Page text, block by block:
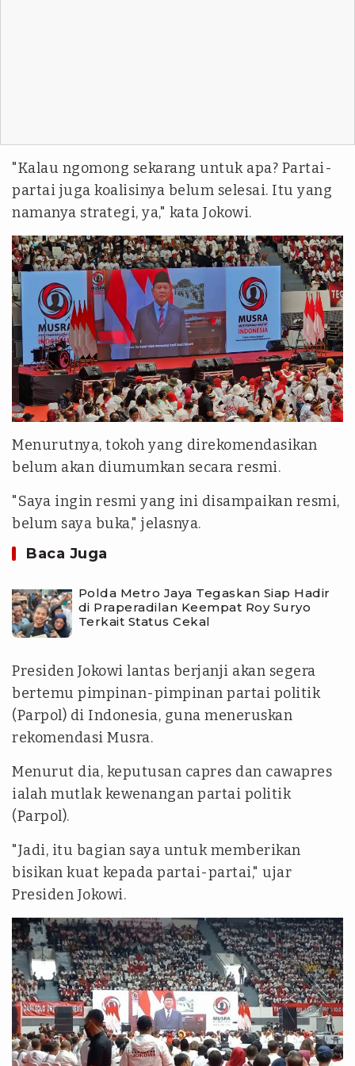
"Kalau ngomong sekarang untuk apa? Partai-
partai juga koalisinya belum selesai. Itu yang
namanya strategi, ya," kata Jokowi.
Menurutnya, tokoh yang direkomendasikan
belum akan diumumkan secara resmi.
"Saya ingin resmi yang ini disampaikan resmi,
belum saya buka," jelasnya.
Baca Juga
Polda Metro Jaya Tegaskan Siap Hadir
di Praperadilan Keempat Roy Suryo
Terkait Status Cekal
Presiden Jokowi lantas berjanji akan segera
bertemu pimpinan-pimpinan partai politik
(Parpol) di Indonesia, guna meneruskan
rekomendasi Musra.
Menurut dia, keputusan capres dan cawapres
ialah mutlak kewenangan partai politik
(Parpol).
"Jadi, itu bagian saya untuk memberikan
bisikan kuat kepada partai-partai," ujar
Presiden Jokowi.